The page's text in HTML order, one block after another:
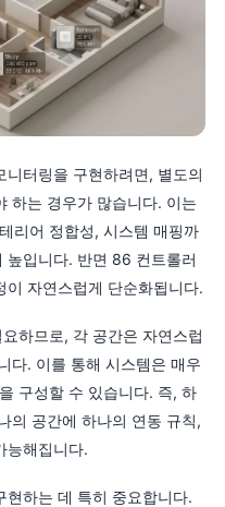
터링을 구현하려면, 별도의
하는 경우가 많습니다. 이는
리어 정합성, 시스템 매핑까
높입니다. 반면 86 컨트롤러
자연스럽게 단순화됩니다.
하므로, 각 공간은 자연스럽
다. 이를 통해 시스템은 매우
구성할 수 있습니다. 즉, 하
의 공간에 하나의 연동 규칙,
능해집니다.
현하는 데 특히 중요합니다.